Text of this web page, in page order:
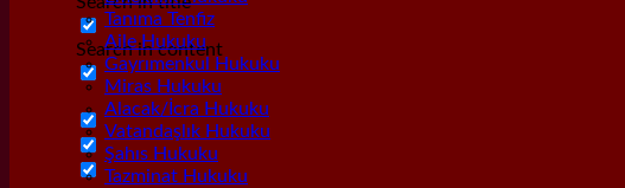
Search in content
Tanıma Tenfiz
Aile Hukuku
Gayrımenkul Hukuku
Miras Hukuku
Alacak/İcra Hukuku
Vatandaşlık Hukuku
Şahıs Hukuku
Tazminat Hukuku